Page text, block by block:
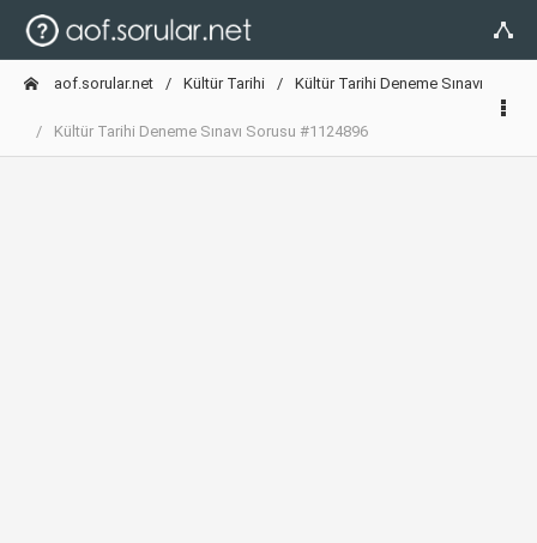
aof.sorular.net Kültür Tarihi Kültür Tarihi Deneme Sınavı
Kültür Tarihi Deneme Sınavı Sorusu #1124896